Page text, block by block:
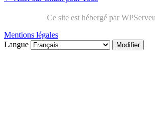
Mentions légales
Langue